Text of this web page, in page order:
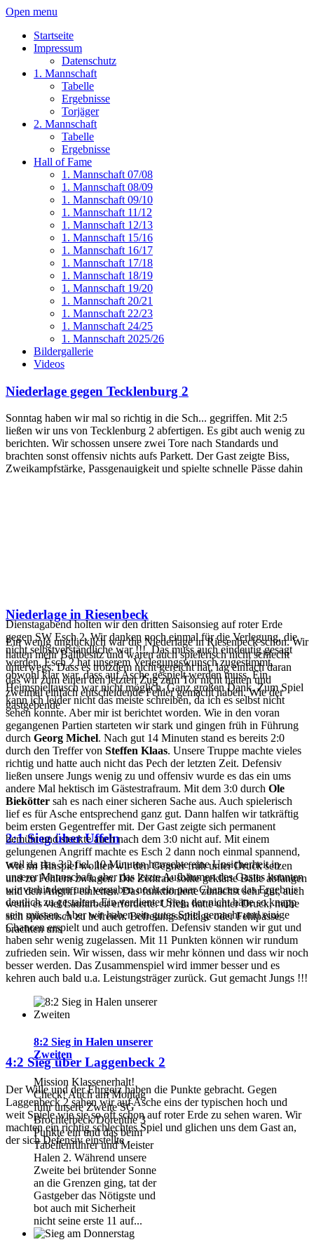
Open menu
Startseite
Impressum
Datenschutz
1. Mannschaft
Tabelle
Ergebnisse
Torjäger
2. Mannschaft
Tabelle
Ergebnisse
Hall of Fame
1. Mannschaft 07/08
1. Mannschaft 08/09
1. Mannschaft 09/10
1. Mannschaft 11/12
1. Mannschaft 12/13
1. Mannschaft 15/16
1. Mannschaft 16/17
1. Mannschaft 17/18
1. Mannschaft 18/19
1. Mannschaft 19/20
1. Mannschaft 20/21
1. Mannschaft 22/23
1. Mannschaft 24/25
1. Mannschaft 2025/26
Bildergallerie
Videos
Niederlage gegen Tecklenburg 2
Sonntag haben wir mal so richtig in die Sch... gegriffen. Mit 2:5
ließen wir uns von Tecklenburg 2 abfertigen. Es gibt auch wenig zu
berichten. Wir schossen unsere zwei Tore nach Standards und
brachten sonst offensiv nichts aufs Parkett. Der Gast zeigte Biss,
Zweikampfstärke, Passgenauigkeit und spielte schnelle Pässe dahin
Niederlage in Riesenbeck
Ein wenig unglücklich war die Niederlage in Riesenbeck schon. Wir
hatten mehr Ballbesitz und waren auch spielerisch nicht schlecht
unterwegs. Dass es trotzdem nicht gereicht hat, lag einfach daran
das wir zum einen den letzten Zug zum Tor nicht hatten und
zweimal einfach entscheidende Fehler gemacht haben. Wie der
gastgebende
2:1 Sieg über Uffeln
Wie im Hinspiel wollten wir den Gegner früh unter Druck setzen
und zu Fehlern zwingen. Die Zentrale sollte geklärte Bälle abfangen
und den Angriff einleiten. Das funktionierte zunächst sehr gut, auch
wenn es viel Laufarbeit erforderte. Uffeln hatte unter Druck, mühe
sich spielerisch zu befreien. Befreiungsschläge oder Fehlpässe
brachten uns
4:2 Sieg über Laggenbeck 2
Der Wille und der Ehrgeiz haben die Punkte gebracht. Gegen
Laggenbeck 2 sahen wir auf Asche eins der typischen hoch und
weit Spiele wie sie so oft schon auf roter Erde zu sehen waren. Wir
machten ein richtig schlechtes Spiel und glichen uns dem Gast an,
der sich Defensiv einstellte
Dienstagabend holten wir den dritten Saisonsieg auf roter Erde
gegen SW Esch 2. Wir danken noch einmal für die Verlegung, die
nicht selbstverständliche war !!!. Das muss auch eindeutig gesagt
werden. Esch 2 hat unserem Verlegungswunsch zugestimmt,
obwohl klar war, dass auf Asche gespielt werden muss. Ein
Heimspieltausch war nicht möglich. Ganz großen Dank. Zum Spiel
kann ich leider nicht das meiste schreiben, da ich es selbst nicht
sehen konnte. Aber mir ist berichtet worden. Wie in den voran
gegangenen Partien starteten wir stark und gingen früh in Führung
durch Georg Michel. Nach gut 14 Minuten stand es bereits 2:0
durch den Treffer von Steffen Klaas. Unsere Truppe machte vieles
richtig und hatte auch nicht das Pech der letzten Zeit. Defensiv
ließen unsere Jungs wenig zu und offensiv wurde es das ein ums
andere Mal hektisch im Gästestrafraum. Mit dem 3:0 durch Ole
Biekötter sah es nach einer sicheren Sache aus. Auch spielerisch
lief es für Asche entsprechend ganz gut. Dann halfen wir tatkräftig
beim ersten Gegentreffer mit. Der Gast zeigte sich permanent
bemüht und steckte auch nach dem 3:0 nicht auf. Mit einem
gelungenen Angriff machte es Esch 2 dann noch einmal spannend,
weil da das 3:2 fiel. 10 Minuten herrschte eine Unsicherheit in
unserer Mannschaft, aber das letzte Aufbäumen des Gastes konnten
wir verhindern und vergaben noch ein paar Chancen das Ergebnis
deutlich zu gestalten. Ein verdienter Sieg, der nicht hätte so knapp
sein müssen. Aber wir haben ein gutes Spiel gemacht und einige
Chancen erspielt und auch getroffen. Defensiv standen wir gut und
haben sehr wenig zugelassen. Mit 11 Punkten können wir rundum
zufrieden sein. Wir wissen, dass wir mehr können und dass wir noch
besser werden. Das Zusammenspiel wird immer besser und es
kehren auch bald u.a. Leistungsträger zurück. Gut gemacht Jungs !!!
8:2 Sieg in Halen unserer
Zweiten
Mission Klassenerhalt!
Check! Auch am Montag
fuhr unsere Zweite SG
Brochterbeck/Dörenthe 3
Punkte ein und das beim
Tabellenführer und Meister
Halen 2. Während unsere
Zweite bei brütender Sonne
an die Grenzen ging, tat der
Gastgeber das Nötigste und
bot auch mit Sicherheit
nicht seine erste 11 auf...